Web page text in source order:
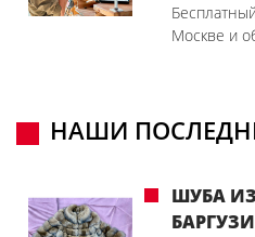
Москве и
НАШИ
ШУБА